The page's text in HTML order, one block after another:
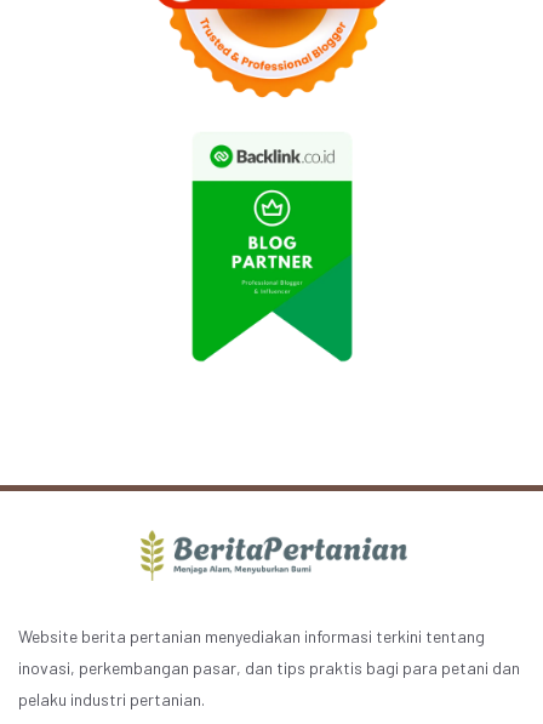
Website berita pertanian menyediakan informasi terkini tentang
inovasi, perkembangan pasar, dan tips praktis bagi para petani dan
pelaku industri pertanian.